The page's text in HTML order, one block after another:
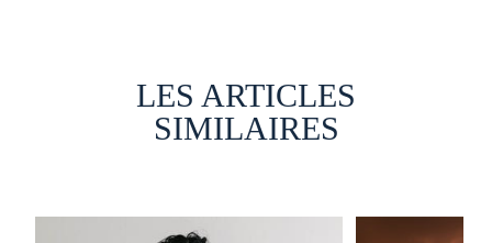
LES ARTICLES
SIMILAIRES